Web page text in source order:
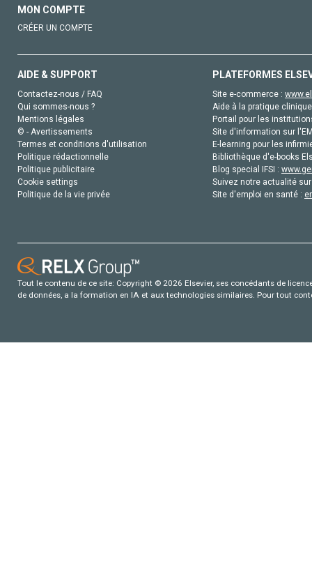
MON COMPTE
CRÉER UN COMPTE
AIDE & SUPPORT
Contactez-nous / FAQ
Qui sommes-nous ?
Mentions légales
© - Avertissements
Termes et conditions d'utilisation
Politique rédactionnelle
Politique publicitaire
Cookie settings
Politique de la vie privée
PLATEFORMES
Site e-commerce :
Aide à la pratique
Portail pour les
Site d'information sur
E-learning pour les
Bibliothèque d'e-books
Blog special IFSI :
Suivez notre actualité
Site d'emploi en santé :
Tout le contenu de ce site: Copyright © 2026 Elsevier, ses concédants de
de données, a la formation en IA et aux technologies similaires. Pour tout